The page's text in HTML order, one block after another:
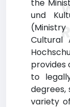
the
und
Cultural
provides
to
degrees,
variety